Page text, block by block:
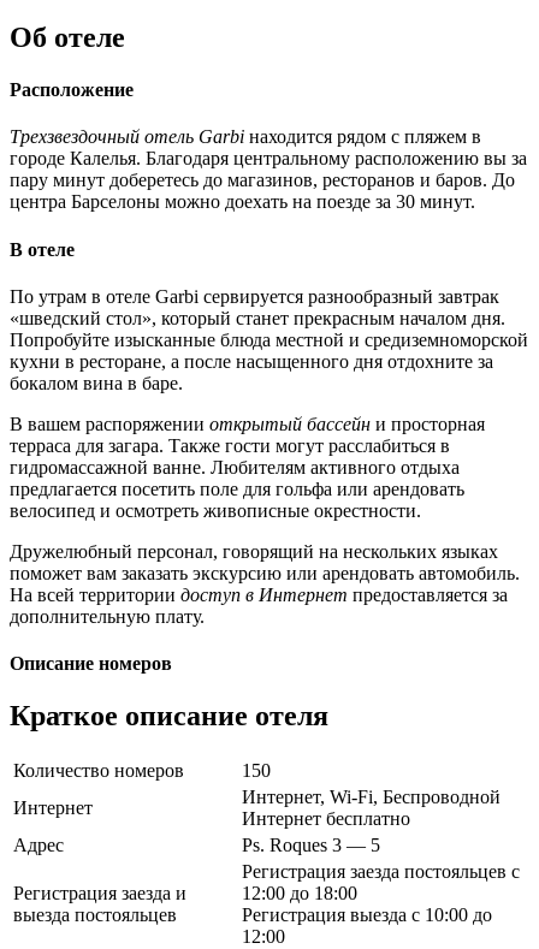
Об отеле
Расположение
Трехзвездочный отель Garbi находится рядом с пляжем в
городе Калелья. Благодаря центральному расположению вы за
пару минут доберетесь до магазинов, ресторанов и баров. До
центра Барселоны можно доехать на поезде за 30 минут.
В отеле
По утрам в отеле Garbi сервируется разнообразный завтрак
«шведский стол», который станет прекрасным началом дня.
Попробуйте изысканные блюда местной и средиземноморской
кухни в ресторане, а после насыщенного дня отдохните за
бокалом вина в баре.
В вашем распоряжении открытый бассейн и просторная
терраса для загара. Также гости могут расслабиться в
гидромассажной ванне. Любителям активного отдыха
предлагается посетить поле для гольфа или арендовать
велосипед и осмотреть живописные окрестности.
Дружелюбный персонал, говорящий на нескольких языках
поможет вам заказать экскурсию или арендовать автомобиль.
На всей территории доступ в Интернет предоставляется за
дополнительную плату.
Описание номеров
Краткое описание отеля
Количество номеров
150
Интернет
Интернет, Wi-Fi, Беспроводной
Интернет бесплатно
Адрес
Ps. Roques 3 — 5
Регистрация заезда и
выезда постояльцев
Регистрация заезда постояльцев с
12:00 до 18:00
Регистрация выезда с 10:00 до
12:00